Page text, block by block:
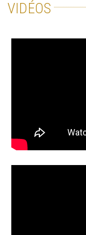
VIDÉOS